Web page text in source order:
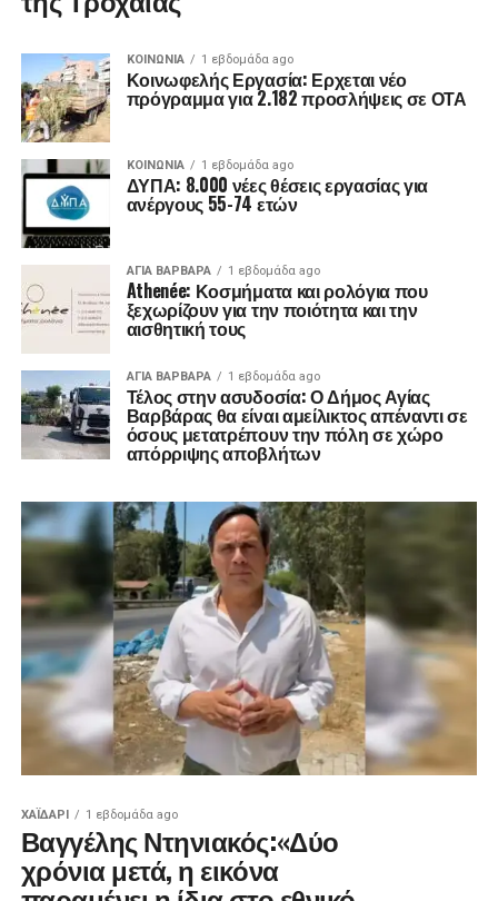
ΚΟΙΝΩΝΊΑ 1 εβδομάδα ago
Κοινωφελής Εργασία: Ερχεται νέο
πρόγραμμα για 2.182 προσλήψεις σε ΟΤΑ
ΚΟΙΝΩΝΊΑ 1 εβδομάδα ago
ΔΥΠΑ: 8.000 νέες θέσεις εργασίας για
ανέργους 55-74 ετών
ΑΓΙΑ ΒΑΡΒΑΡΑ 1 εβδομάδα ago
Athenée: Κοσμήματα και ρολόγια που
ξεχωρίζουν για την ποιότητα και την
αισθητική τους
ΑΓΙΑ ΒΑΡΒΑΡΑ 1 εβδομάδα ago
Τέλος στην ασυδοσία: Ο Δήμος Αγίας
Βαρβάρας θα είναι αμείλικτος απέναντι σε
όσους μετατρέπουν την πόλη σε χώρο
απόρριψης αποβλήτων
ΧΑΪΔΑΡΙ 1 εβδομάδα ago
Βαγγέλης Ντηνιακός:«Δύο
χρόνια μετά, η εικόνα